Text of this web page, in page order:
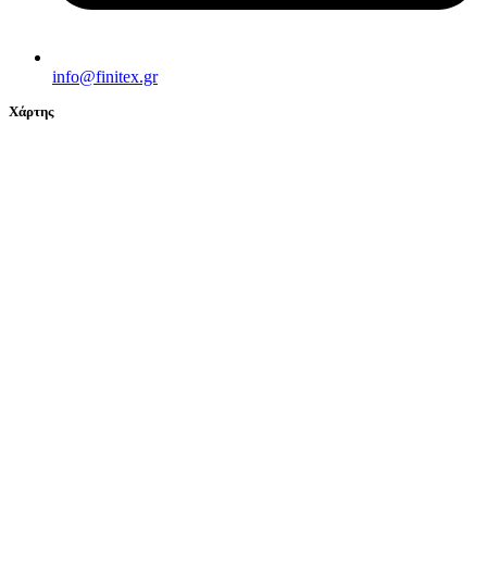
info@finitex.gr
Χάρτης